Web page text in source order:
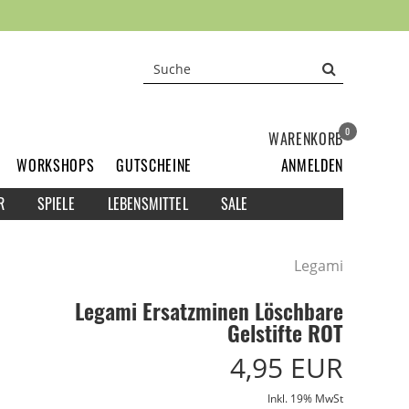
SPIELE LEBENSMITTEL SALE
WORKSHOPS GUTSCHEINE
WARENKORB0
ANMELDEN
Legami
Legami Ersatzminen Löschbare
Gelstifte ROT
4,95 EUR
Inkl. 19% MwSt